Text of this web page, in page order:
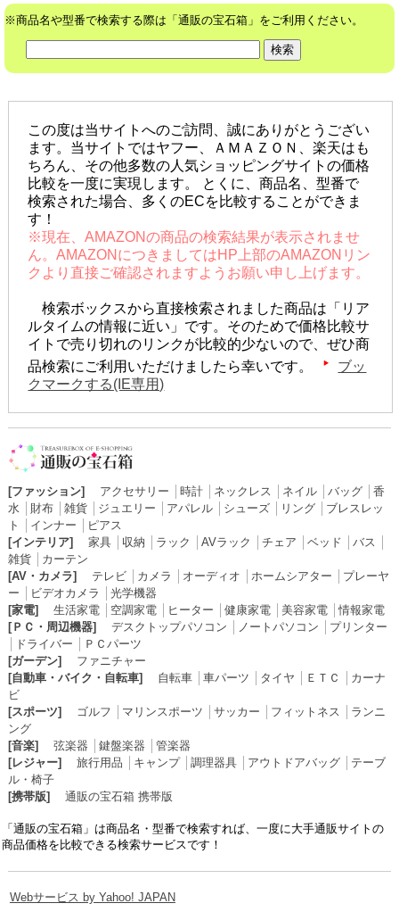
※商品名や型番で検索する際は「通販の宝石箱」をご利用ください。
この度は当サイトへのご訪問、誠にありがとうござい
ます。当サイトではヤフー、ＡＭＡＺＯＮ、楽天はも
ちろん、その他多数の人気ショッピングサイトの価格
比較を一度に実現します。 とくに、商品名、型番で
検索された場合、多くのECを比較することができま
す！
※現在、AMAZONの商品の検索結果が表示されませ
ん。AMAZONにつきましてはHP上部のAMAZONリン
クより直接ご確認されますようお願い申し上げます。
検索ボックスから直接検索されました商品は「リア
ルタイムの情報に近い」です。そのためで価格比較サ
イトで売り切れのリンクが比較的少ないので、ぜひ商
品検索にご利用いただけましたら幸いです。
ブッ
クマークする(IE専用)
[ファッション] アクセサリー 時計│ ネックレス ネイル│ バッグ│ 香
水
財布│ 雑貨│ ジュエリー アパレル│ シューズ│ リング│ ブレスレッ
ト
インナー
ピアス
[インテリア]
家具│ 収納 ラック AVラック チェア ベッド バス
雑貨│ カーテン
[AV・カメラ]
テレビ│ カメラ オーディオ ホームシアター
プレーヤ
ー
ビデオカメラ
光学機器
[家電]
生活家電│ 空調家電│ ヒーター 健康家電│ 美容家電│情報家電
[ＰＣ・周辺機器]
デスクトップパソコン ノートパソコン
プリンター
ドライバー
ＰＣパーツ
[ガーデン]
ファニチャー
[自動車・バイク・自転車]
自転車│ 車パーツ タイヤ ＥＴＣ
カーナ
ビ
[スポーツ]
ゴルフ マリンスポーツ サッカー フィットネス
ランニ
ング
[音楽]
弦楽器 鍵盤楽器
管楽器
[レジャー]
旅行用品 キャンプ│ 調理器具│ アウトドアバッグ│ テーブ
ル・椅子
[携帯版]
通販の宝石箱 携帯版
「通販の宝石箱」は商品名・型番で検索すれば、一度に大手通販サイトの
商品価格を比較できる検索サービスです！
Webサービス by Yahoo! JAPAN